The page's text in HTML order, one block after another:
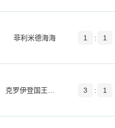
菲利米德海海 1 : 1
3 : 1